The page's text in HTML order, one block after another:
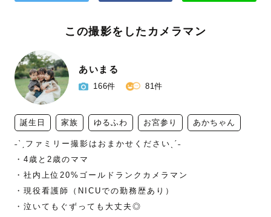
この撮影をしたカメラマン
あいまる
166件 81件
誕生日 家族 ゆるふわ お宮参り あかちゃん
˗ˋˏファミリー撮影はおまかせくださいˎˊ˗
・4歳と2歳のママ
・社内上位20%ゴールドランクカメラマン
・現役看護師（NICUでの勤務歴あり）
・泣いてもぐずっても大丈夫◎